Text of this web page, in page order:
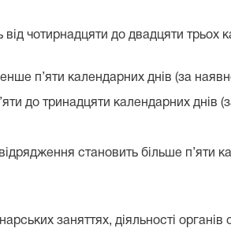
чотирнадцяти до двадцяти трьох
п’яти календарних днів (за
до тринадцяти календарних днів
становить більше п’яти
заняттях, діяльності